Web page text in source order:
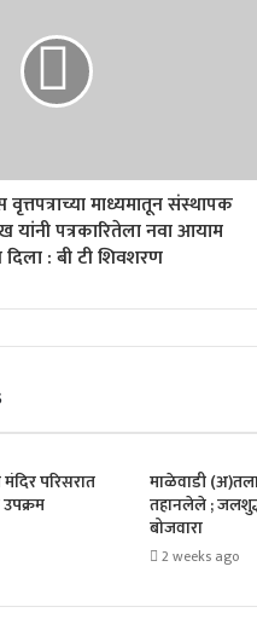
माध्यमातून संस्थापक
पत्रकारितेला नवा आयाम
: बी टी शिवशरण
परिसरात
माळेवाडी
तहानलेले ;
बोजवारा
2 weeks ago